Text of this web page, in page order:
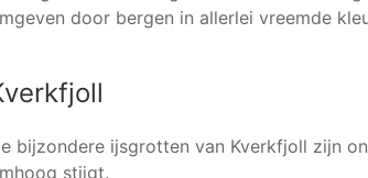
door bergen in allerlei vreemde
bijzondere ijsgrotten van Kverkfjoll zijn
stijgt.